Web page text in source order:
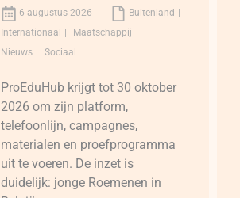
6 augustus 2026
Buitenland
Internationaal
Maatschappij
Nieuws
Sociaal
ProEduHub krijgt tot 30 oktober
2026 om zijn platform,
telefoonlijn, campagnes,
materialen en proefprogramma
uit te voeren. De inzet is
duidelijk: jonge Roemenen in